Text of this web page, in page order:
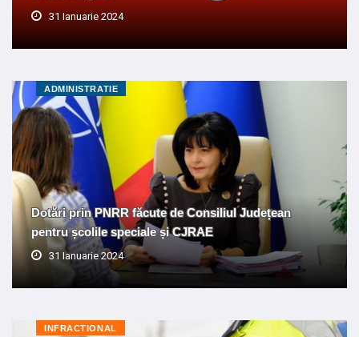
31 Ianuarie 2024
ADMINISTRATIE
Dotări prin PNRR făcute de Consiliul Județean
pentru școlile speciale și CJRAE
31 Ianuarie 2024
INFRACTIONAL